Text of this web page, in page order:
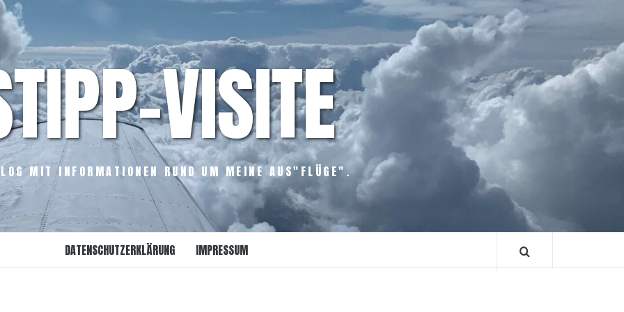
VISITE
MIT INFORMATIONEN RUND UM MEINE AUS"FLÜGE".
DATENSCHUTZERKLÄRUNG IMPRESSUM